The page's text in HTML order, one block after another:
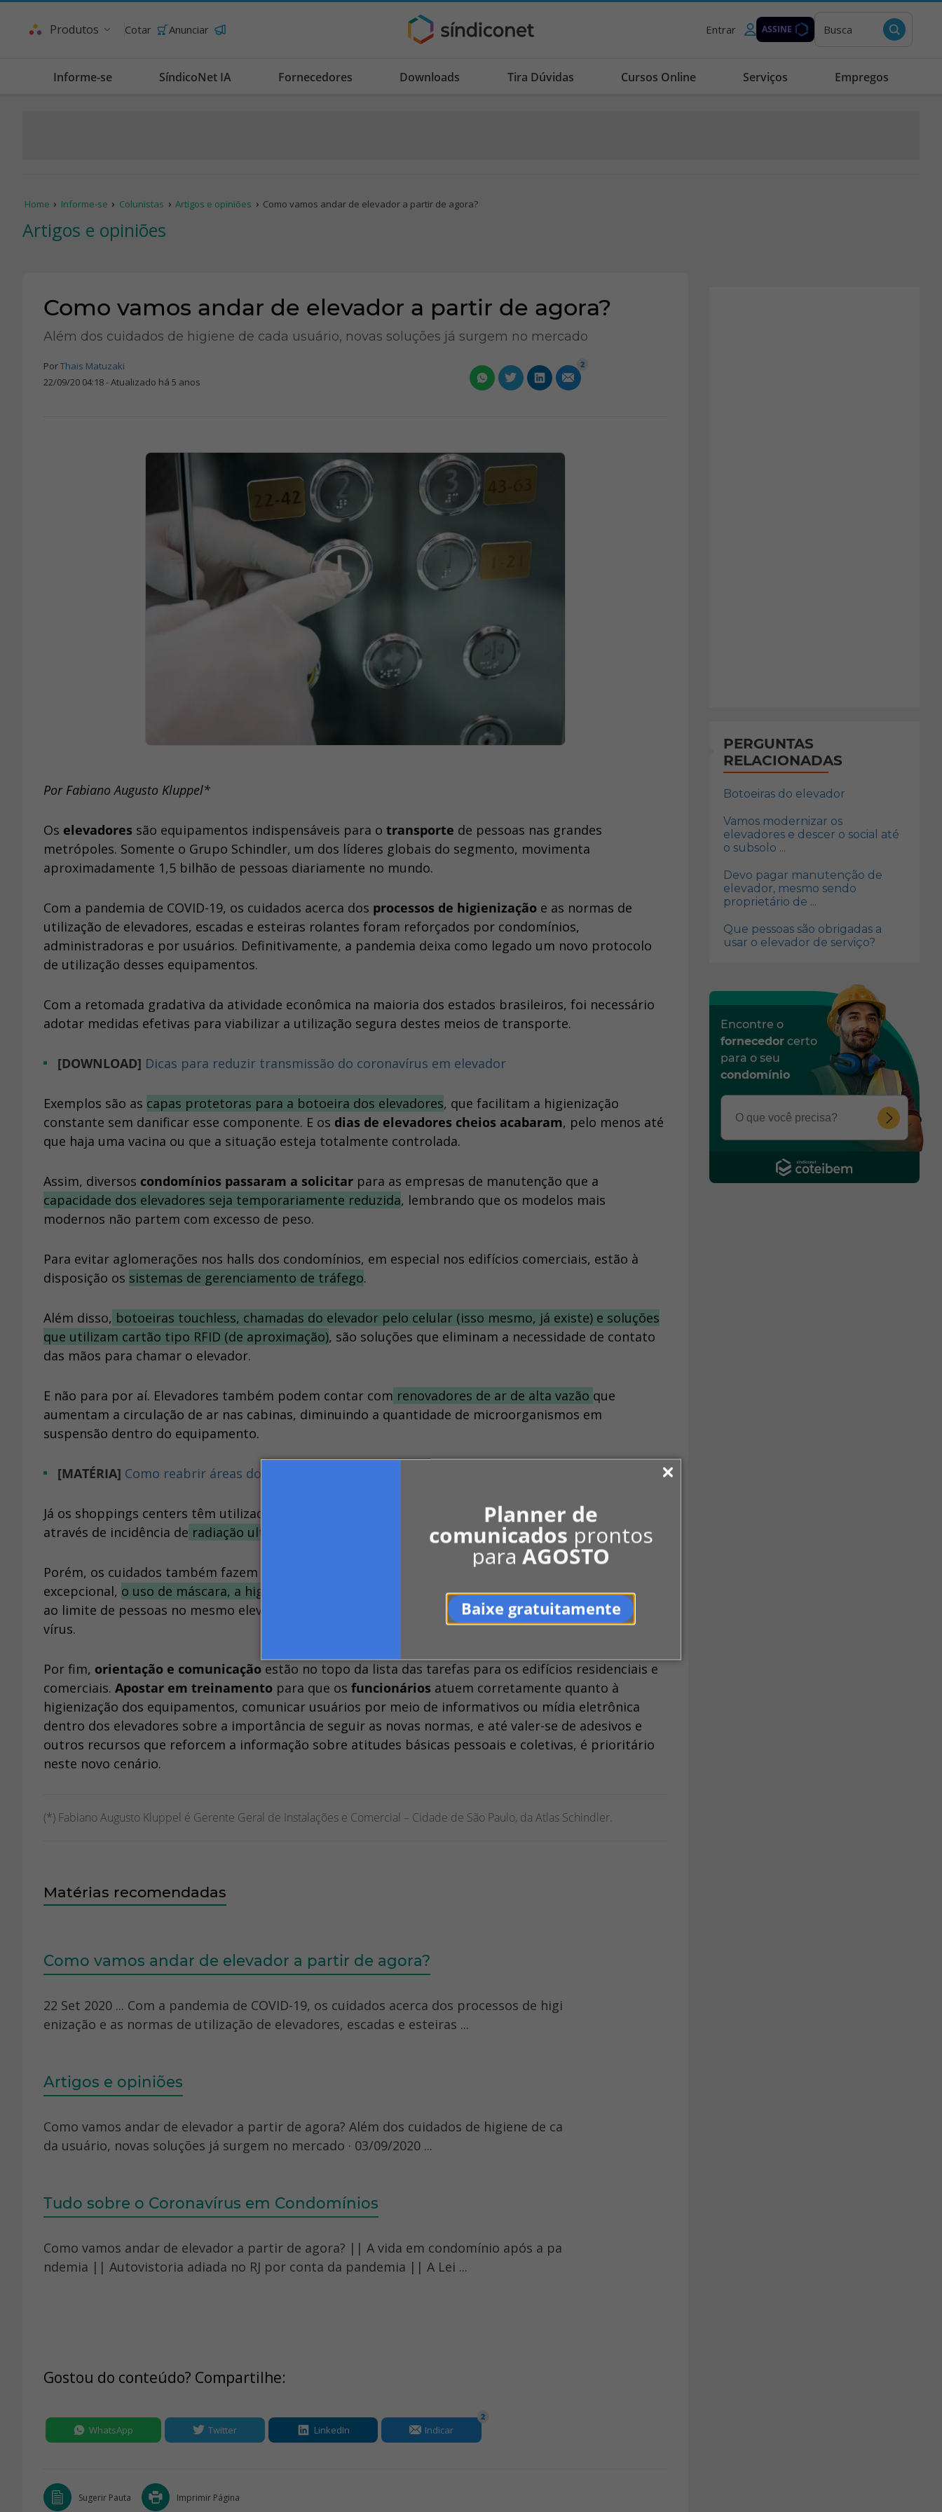
Planner de
comunicados prontos
paraAGOSTO
Baixe gratuitamente
Produtos Cotar Anunciar Entrar ASSINE Busca
Informe-se SíndicoNet IA Fornecedores Downloads Tira Dúvidas Cursos Online Serviços Empregos
Home Informe-se Colunistas Artigos e opiniões Como vamos andar de elevador a partir de agora?
Artigos e opiniões
Como vamos andar de elevador a partir de agora?
Além dos cuidados de higiene de cada usuário, novas soluções já surgem no mercado
PorThais Matuzaki
22/09/20 04:18 - Atualizado há 5 anos
2
Por Fabiano Augusto Kluppel*
Os elevadores são equipamentos indispensáveis para o transporte de pessoas nas grandes
metrópoles. Somente o Grupo Schindler, um dos líderes globais do segmento, movimenta
aproximadamente 1,5 bilhão de pessoas diariamente no mundo.
Com a pandemia de COVID-19, os cuidados acerca dos processos de higienização e as normas de
utilização de elevadores, escadas e esteiras rolantes foram reforçados por condomínios,
administradoras e por usuários. Definitivamente, a pandemia deixa como legado um novo protocolo
de utilização desses equipamentos.
Com a retomada gradativa da atividade econômica na maioria dos estados brasileiros, foi necessário
adotar medidas efetivas para viabilizar a utilização segura destes meios de transporte.
[DOWNLOAD] Dicas para reduzir transmissão do coronavírus em elevador
Exemplos são as capas protetoras para a botoeira dos elevadores, que facilitam a higienização
constante sem danificar esse componente. E os dias de elevadores cheios acabaram, pelo menos até
que haja uma vacina ou que a situação esteja totalmente controlada.
Assim, diversos condomínios passaram a solicitar para as empresas de manutenção que a
capacidade dos elevadores seja temporariamente reduzida, lembrando que os modelos mais
modernos não partem com excesso de peso.
Para evitar aglomerações nos halls dos condomínios, em especial nos edifícios comerciais, estão à
disposição os sistemas de gerenciamento de tráfego.
Além disso, botoeiras touchless, chamadas do elevador pelo celular (isso mesmo, já existe) e soluções
que utilizam cartão tipo RFID (de aproximação), são soluções que eliminam a necessidade de contato
das mãos para chamar o elevador.
E não para por aí. Elevadores também podem contar com renovadores de ar de alta vazão que
aumentam a circulação de ar nas cabinas, diminuindo a quantidade de microorganismos em
suspensão dentro do equipamento.
[MATÉRIA] Como reabrir áreas do condomínio com segurança
Já os shoppings centers têm utilizado soluções de
higienização dos corrimãos das escadas rolantes
através de incidência de radiação ultravioleta
Porém, os cuidados também fazem parte do dia a dia dos
. Durante esse momento
excepcional, o uso de máscara, a higienização constante das mãos e o distanciamentocom o respeito
ao limite de pessoas no mesmo elevador, são ações que também auxiliam a evitar a propagação do
vírus.
Por fim, orientação e comunicação estão no topo da lista das tarefas para os edifícios residenciais e
comerciais. Apostar em treinamento para que os funcionários atuem corretamente quanto à
higienização dos equipamentos, comunicar usuários por meio de informativos ou mídia eletrônica
dentro dos elevadores sobre a importância de seguir as novas normas, e até valer-se de adesivos e
outros recursos que reforcem a informação sobre atitudes básicas pessoais e coletivas, é prioritário
neste novo cenário.
(*) Fabiano Augusto Kluppel é Gerente Geral de Instalações e Comercial – Cidade de São Paulo, da Atlas Schindler.
Matérias recomendadas
Como vamos andar de elevador a partir de agora?
22 Set 2020 ... Com a pandemia de COVID-19, os cuidados acerca dos processos de higi
enização e as normas de utilização de elevadores, escadas e esteiras ...
Artigos e opiniões
Como vamos andar de elevador a partir de agora? Além dos cuidados de higiene de ca
da usuário, novas soluções já surgem no mercado · 03/09/2020 ...
Tudo sobre o Coronavírus em Condomínios
Como vamos andar de elevador a partir de agora? || A vida em condomínio após a pa
ndemia || Autovistoria adiada no RJ por conta da pandemia || A Lei ...
Gostou do conteúdo? Compartilhe:
WhatsApp Twitter LinkedIn Indicar
2
Sugerir Pauta Imprimir Página
PERGUNTAS
RELACIONADAS
Botoeiras do elevador
Vamos modernizar os
elevadores e descer o social até
o subsolo ...
Devo pagar manutenção de
elevador, mesmo sendo
proprietário de ...
Que pessoas são obrigadas a
usar o elevador de serviço?
Encontre o
fornecedor certo
para o seu
condomínio